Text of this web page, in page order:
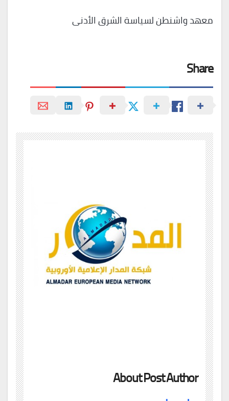
معهد واشنطن لسياسة الشرق الأدنى
Share
About Post Author